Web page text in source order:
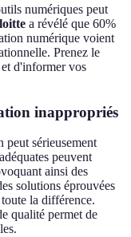
numériques peut
a révélé que 60%
numérique voient
Prenez le
et d'informer vos
inappropriés
sérieusement
peuvent
ainsi des
solutions éprouvées
la différence.
qualité permet de